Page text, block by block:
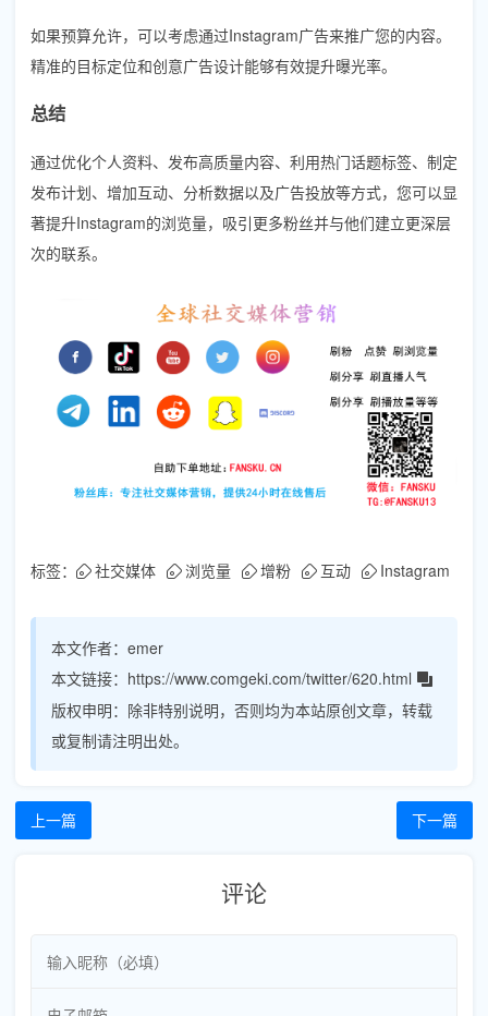
如果预算允许，可以考虑通过Instagram广告来推广您的内容。
精准的目标定位和创意广告设计能够有效提升曝光率。
总结
通过优化个人资料、发布高质量内容、利用热门话题标签、制定
发布计划、增加互动、分析数据以及广告投放等方式，您可以显
著提升Instagram的浏览量，吸引更多粉丝并与他们建立更深层
次的联系。
标签： 社交媒体 浏览量 增粉 互动 Instagram
本文作者： emer
本文链接： https://www.comgeki.com/twitter/620.html
版权申明： 除非特别说明，否则均为本站原创文章，转载
或复制请注明出处。
上一篇 下一篇
评论